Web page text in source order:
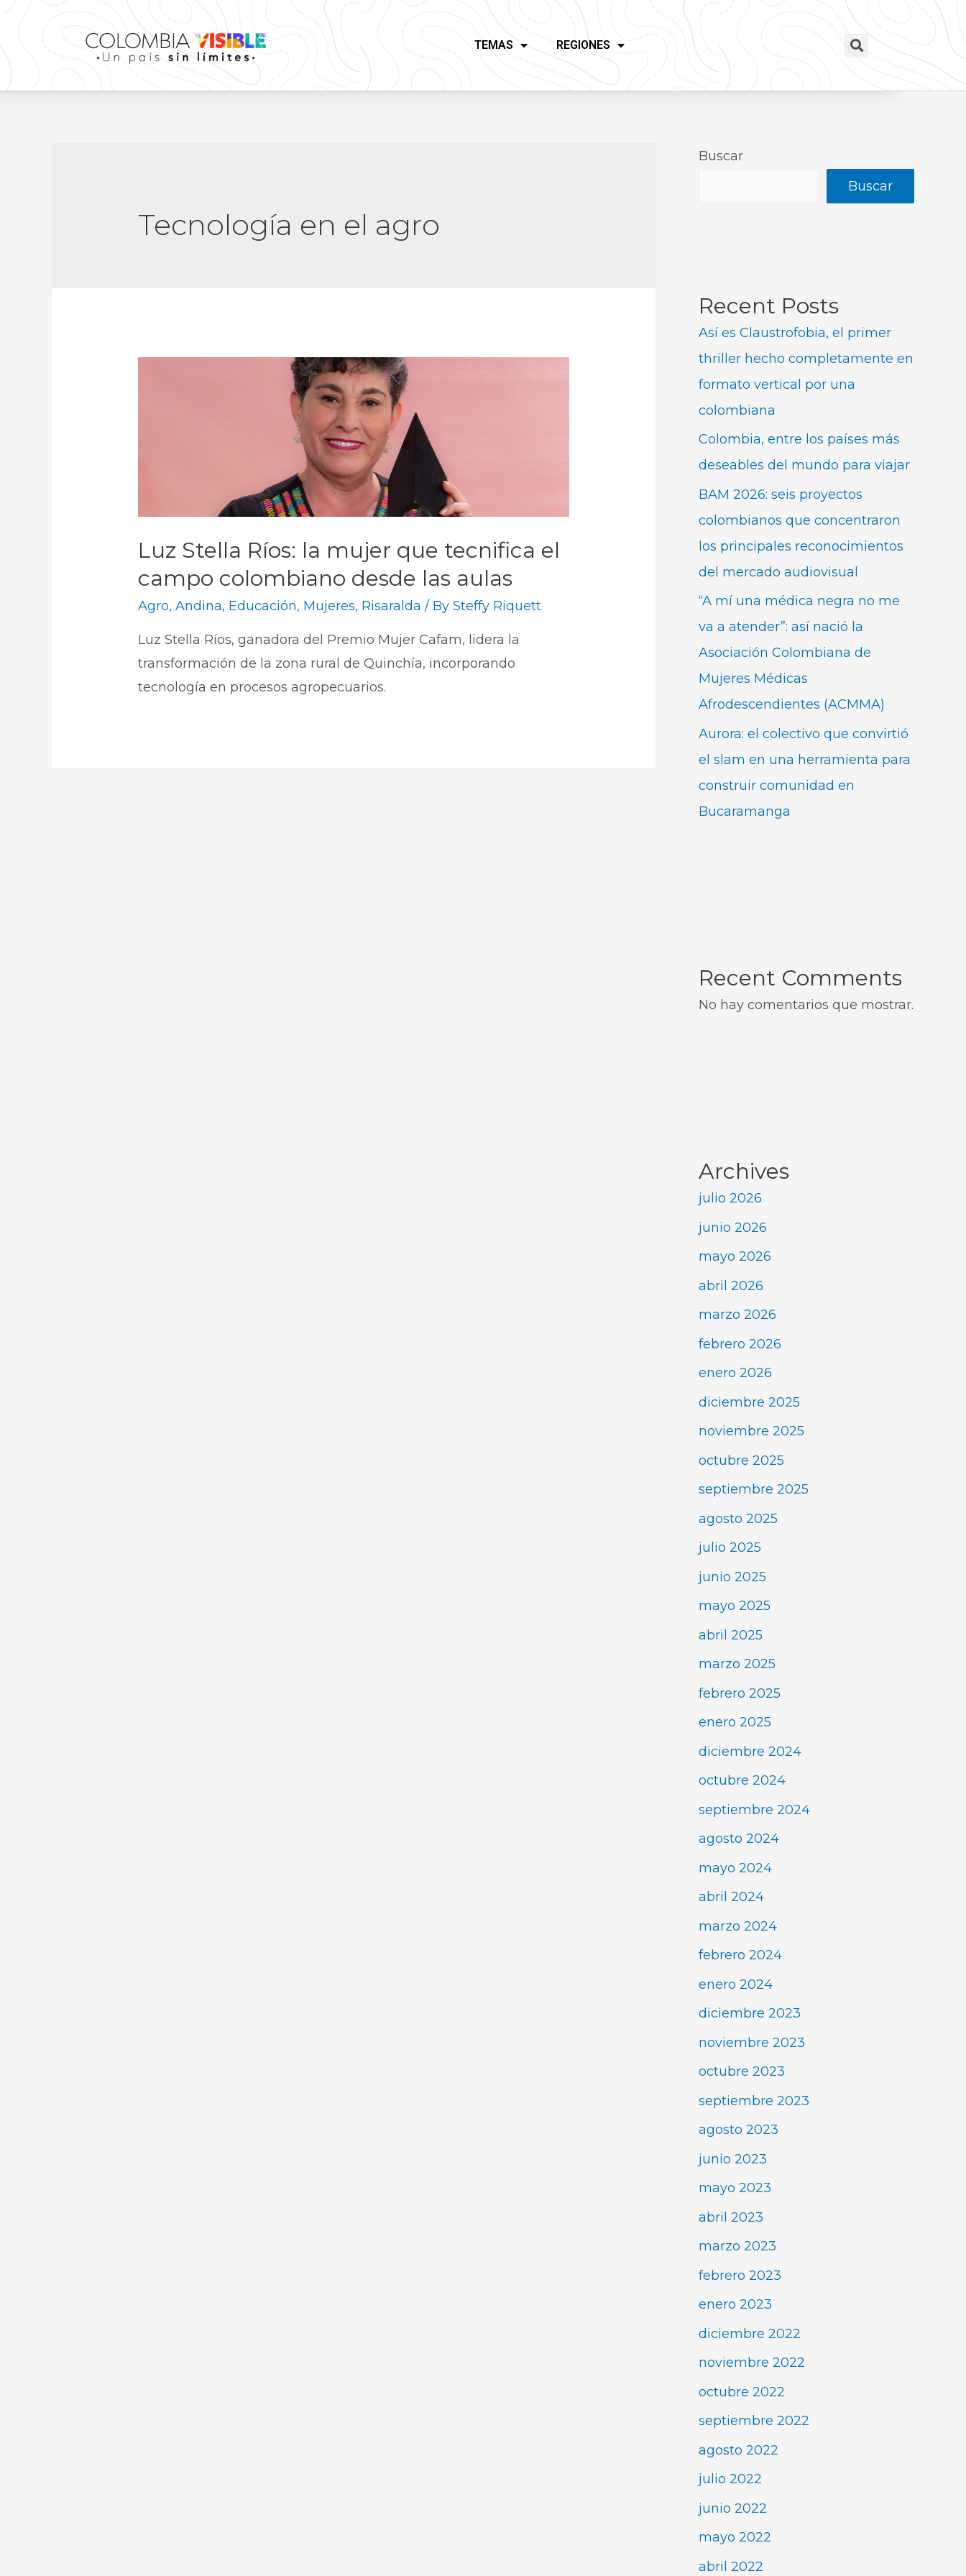
TEMAS REGIONES
Tecnología en el agro
Luz Stella Ríos: la mujer que tecnifica el
campo colombiano desde las aulas
Agro,Andina, Educación, Mujeres, Risaralda / BySteffy Riquett
Luz Stella Ríos, ganadora del Premio Mujer Cafam, lidera la
transformación de la zona rural de Quinchía, incorporando
tecnología en procesos agropecuarios.
Buscar
Buscar
Recent Posts
Así es Claustrofobia, el primer
thriller hecho completamente en
formato vertical por una
colombiana
Colombia, entre los países más
deseables del mundo para viajar
BAM 2026: seis proyectos
colombianos que concentraron
los principales reconocimientos
del mercado audiovisual
“A mí una médica negra no me
va a atender”: así nació la
Asociación Colombiana de
Mujeres Médicas
Afrodescendientes (ACMMA)
Aurora: el colectivo que convirtió
el slam en una herramienta para
construir comunidad en
Bucaramanga
Recent Comments
No hay comentarios que mostrar.
Archives
julio 2026
junio 2026
mayo 2026
abril 2026
marzo 2026
febrero 2026
enero 2026
diciembre 2025
noviembre 2025
octubre 2025
septiembre 2025
agosto 2025
julio 2025
junio 2025
mayo 2025
abril 2025
marzo 2025
febrero 2025
enero 2025
diciembre 2024
octubre 2024
septiembre 2024
agosto 2024
mayo 2024
abril 2024
marzo 2024
febrero 2024
enero 2024
diciembre 2023
noviembre 2023
octubre 2023
septiembre 2023
agosto 2023
junio 2023
mayo 2023
abril 2023
marzo 2023
febrero 2023
enero 2023
diciembre 2022
noviembre 2022
octubre 2022
septiembre 2022
agosto 2022
julio 2022
junio 2022
mayo 2022
abril 2022